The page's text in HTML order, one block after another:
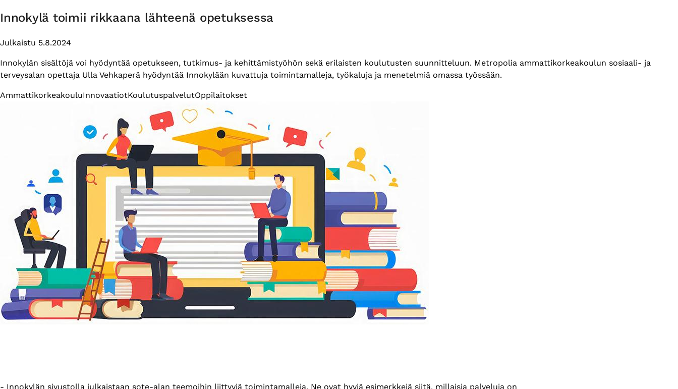
Innokylä toimii rikkaana lähteenä opetuksessa
Julkaistu 5.8.2024
Innokylän sisältöjä voi hyödyntää opetukseen, tutkimus- ja kehittämistyöhön sekä erilaisten koulutusten suunnitteluun. Metropolia ammattikorkeakoulun sosiaali- ja
terveysalan opettaja Ulla Vehkaperä hyödyntää Innokylään kuvattuja toimintamalleja, työkaluja ja menetelmiä omassa työssään.
Themes
AmmattikorkeakouluInnovaatiotKoulutuspalvelutOppilaitokset
- Innokylän sivustolla julkaistaan sote-alan teemoihin liittyviä toimintamalleja. Ne ovat hyviä esimerkkejä siitä, millaisia palveluja on